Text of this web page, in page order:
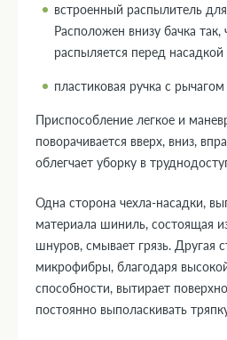
встроенный распылитель
Расположен внизу бачка
распыляется перед насадкой
пластиковая ручка с
Приспособление легкое и
поворачивается вверх, вниз,
облегчает уборку в
Одна сторона чехла-насадки,
материала шиниль, состоящая
шнуров, смывает грязь. Другая
микрофибры, благодаря
способности, вытирает
постоянно выполаскивать